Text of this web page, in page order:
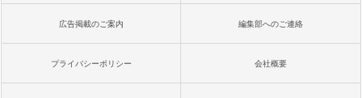
広告掲載のご案内 編集部へのご連絡
プライバシーポリシー 会社概要